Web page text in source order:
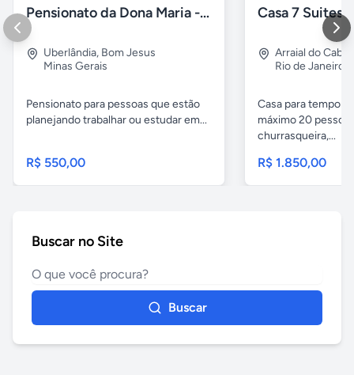
Pensionato da Dona Maria - Uberlândia/MG
Uberlândia, Bom Jesus
Minas Gerais
Pensionato para pessoas que estão
planejando trabalhar ou estudar em...
R$ 550,00
Arraial do Cabo
Rio de Janeiro
Casa para
máximo 20
churrasqueira,...
R$ 1.850,00
Buscar no Site
Buscar